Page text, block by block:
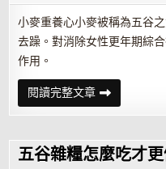
食
物
更
健
小麥重養心小麥被稱為五谷
去躁。對消除女性更年期綜
作用。
閱讀完整文章五
谷
雜
幫
你
春
五谷雜糧怎麼吃才